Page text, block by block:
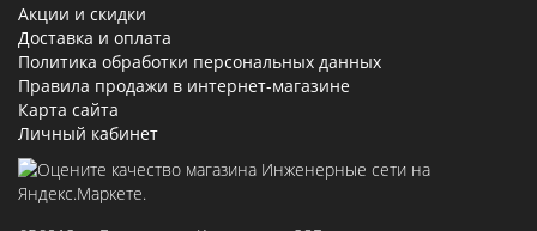
Акции и скидки
Доставка и оплата
Политика обработки персональных данных
Правила продажи в интернет-магазине
Карта сайта
Личный кабинет